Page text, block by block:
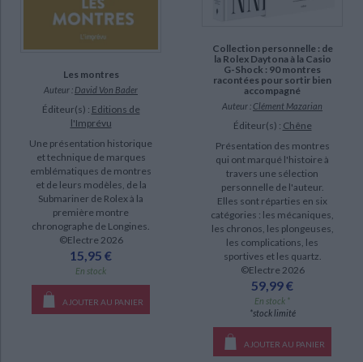
Chaille, François (3)
livre (68)
coffret (6)
revue (1)
SÉRIE
Richard Mille : monographie (2)
La collection Cartier (1)
Richard Mille (1)
Rolex Cosmograph Daytona (1)
Les montres
Auteur : David Von Bader
Éditeur(s) : Editions de
l'Imprévu
Une présentation historique
et technique de marques
emblématiques de montres
et de leurs modèles, de la
Submariner de Rolex à la
première montre
chronographe de Longines.
©Electre 2026
15,95 €
En stock
AJOUTER AU PANIER
Collection personnelle : de
la Rolex Daytona à la Casio
G-Shock : 90 montres
racontées pour sortir bien
accompagné
Auteur : Clément Mazarian
Éditeur(s) : Chêne
Présentation des montres
qui ont marqué l'histoire à
travers une sélection
personnelle de l'auteur.
Elles sont réparties en six
catégories : les mécaniques,
les chronos, les plongeuses,
les complications, les
sportives et les quartz.
©Electre 2026
59,99 €
En stock *
*stock limité
AJOUTER AU PANIER